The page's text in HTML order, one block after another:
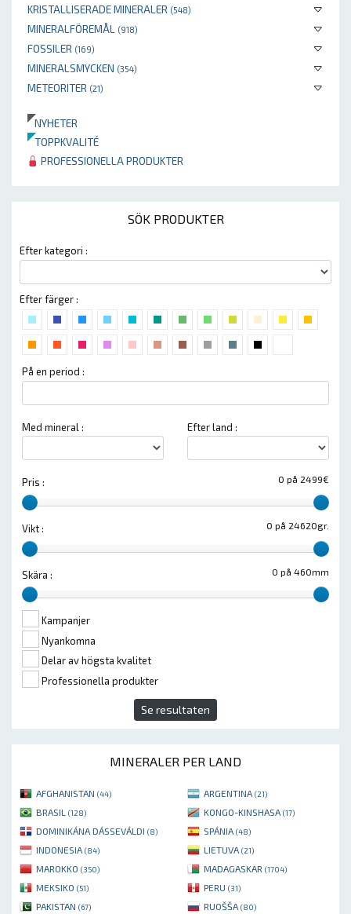
KRISTALLISERADE MINERALER (548)
MINERALFÖREMÅL (918)
FOSSILER (169)
MINERALSMYCKEN (354)
METEORITER (21)
NYHETER
TOPPKVALITÉ
PROFESSIONELLA PRODUKTER
SÖK PRODUKTER
Efter kategori :
Efter färger :
På en period :
Med mineral : Efter land :
0 på 2499€
Pris :
0 på 24620gr.
Vikt :
0 på 460mm
Skära :
Kampanjer
Nyankomna
Delar av högsta kvalitet
Professionella produkter
Se resultaten
MINERALER PER LAND
AFGHANISTAN (44) ARGENTINA (21)
BRASIL (128) KONGO-KINSHASA (17)
DOMINIKÁNA DÁSSEVÁLDI (8) SPÁNIA (48)
INDONESIA (84) LIETUVA (21)
MAROKKO (350) MADAGASKAR (1704)
MEKSIKO (51) PERU (31)
PAKISTAN (67) RUOŠŠA (80)